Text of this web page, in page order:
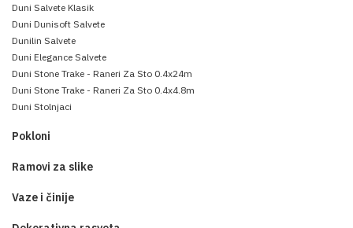
Duni Salvete Klasik
Duni Dunisoft Salvete
Dunilin Salvete
Duni Elegance Salvete
Duni Stone Trake - Raneri Za Sto 0.4x24m
Duni Stone Trake - Raneri Za Sto 0.4x4.8m
Duni Stolnjaci
Pokloni
Ramovi za slike
Vaze i činije